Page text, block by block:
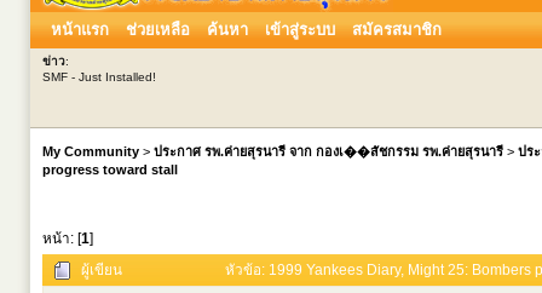
หน้าแรก ช่วยเหลือ ค้นหา เข้าสู่ระบบ สมัครสมาชิก
ข่าว:
SMF - Just Installed!
My Community > ประกาศ รพ.ค่ายสุรนารี จาก กองเ��สัชกรรม รพ.ค่ายสุรนารี > ปร
progress toward stall
หน้า: [1]
ผู้เขียน
หัวข้อ: 1999 Yankees Diary, Might 25: